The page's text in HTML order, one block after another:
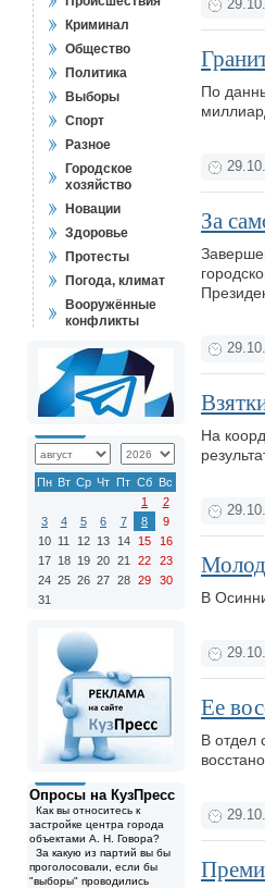
Криминал
Общество
Политика
Выборы
Спорт
Разное
Городское
хозяйство
Новации
Здоровье
Протесты
Погода, климат
Вооружённые
конфликты
Пн Вт Ср Чт Пт Сб Вс
1
2
3
4 5 6 7 8
9
10 11 12 13 14 15
16
17 18 19 20 21 22
23
24 25 26 27 28 29
30
31
Опросы на КузПресс
Как вы относитесь к
застройке центра города
объектами А. Н. Говора?
За какую из партий вы бы
проголосовали, если бы
"выборы" проводились
По
За
На
В
Ее
В отдел